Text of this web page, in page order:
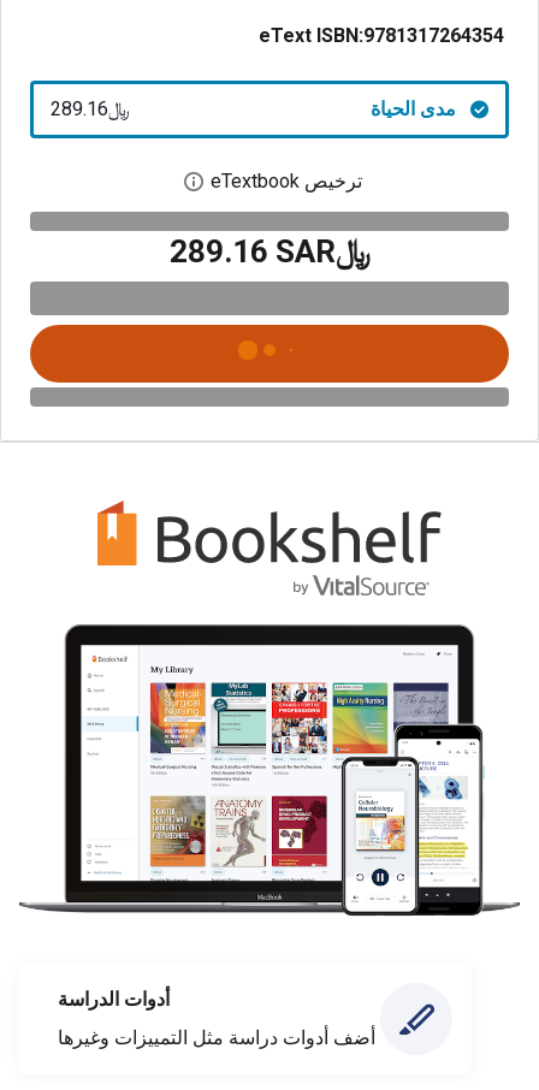
eText ISBN:9781317264354
مدى الحياة ﷼‎289.16
ترخيص eTextbook افتح مربع حوار
﷼‎289.16 SAR
أدوات الدراسة
أضف أدوات دراسة مثل التمييزات وغيرها